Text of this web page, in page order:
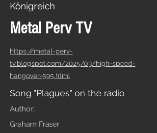
Königreich
Metal Perv TV
https://metal-perv-
tv.blogspot.com/2025/03/high-speed-
hangover-595.html
Song "Plagues" on the radio
Author:
Graham Fraser